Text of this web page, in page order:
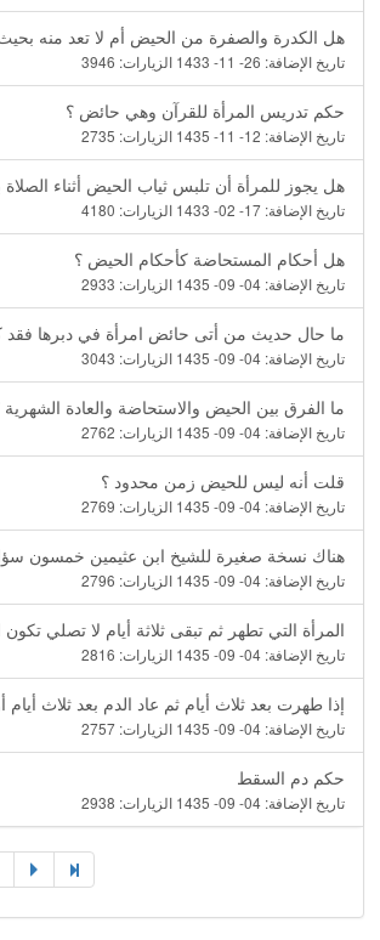
هل الكدرة والصفرة من الحيض أم لا تعد منه
تاريخ الإضافة: 26- 11- 1433 الزيارات: 3946
حكم تدريس المرأة للقرآن وهي حائض ؟
تاريخ الإضافة: 12- 11- 1435 الزيارات: 2735
هل يجوز للمرأة أن تلبس ثياب الحيض أثناء
تاريخ الإضافة: 17- 02- 1433 الزيارات: 4180
هل أحكام المستحاضة كأحكام الحيض ؟
تاريخ الإضافة: 04- 09- 1435 الزيارات: 2933
ما حال حديث من أتى حائض امرأة في دبرها فقد
تاريخ الإضافة: 04- 09- 1435 الزيارات: 3043
ما الفرق بين الحيض والاستحاضة والعادة الشهرية
تاريخ الإضافة: 04- 09- 1435 الزيارات: 2762
قلت أنه ليس للحيض زمن محدود ؟
تاريخ الإضافة: 04- 09- 1435 الزيارات: 2769
هناك نسخة صغيرة للشيخ ابن عثيمين خمسون
تاريخ الإضافة: 04- 09- 1435 الزيارات: 2796
المرأة التي تطهر ثم تبقى ثلاثة أيام لا تصلي تكون
تاريخ الإضافة: 04- 09- 1435 الزيارات: 2816
إذا طهرت بعد ثلاث أيام ثم عاد الدم بعد ثلاث أيام
تاريخ الإضافة: 04- 09- 1435 الزيارات: 2757
حكم دم السقط
تاريخ الإضافة: 04- 09- 1435 الزيارات: 2938